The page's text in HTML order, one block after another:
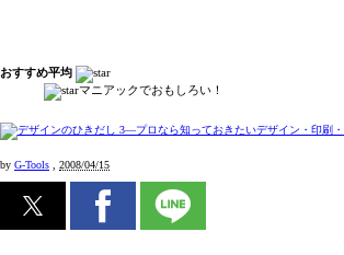
おすすめ平均
マニアックでおもしろい！
by G-Tools 2008/04/15